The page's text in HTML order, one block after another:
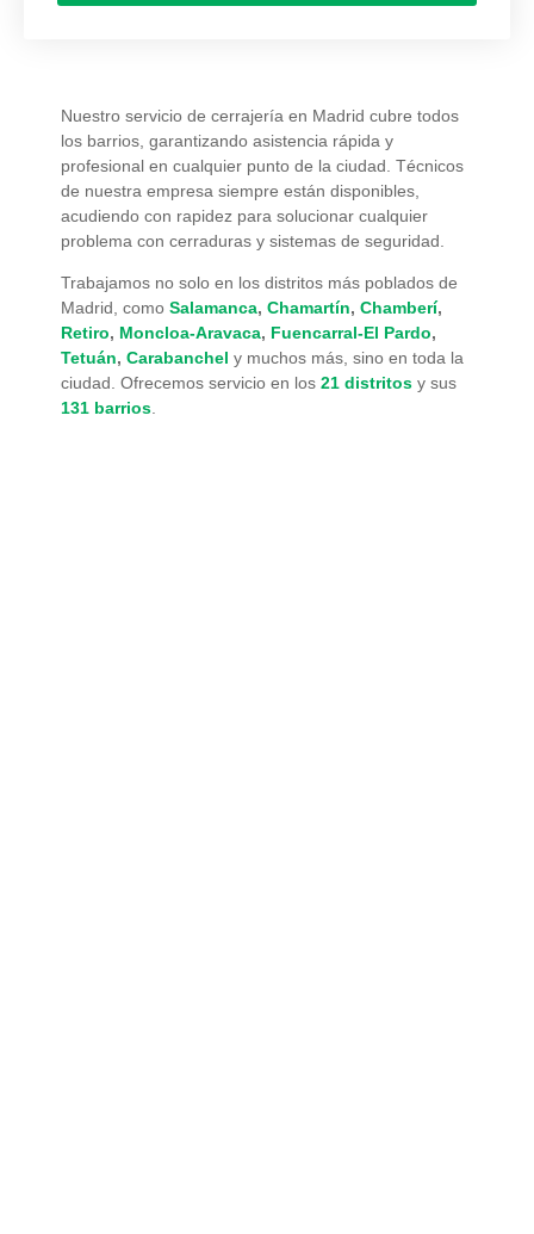
Nuestro servicio de cerrajería en Madrid cubre todos
los barrios, garantizando asistencia rápida y
profesional en cualquier punto de la ciudad. Técnicos
de nuestra empresa siempre están disponibles,
acudiendo con rapidez para solucionar cualquier
problema con cerraduras y sistemas de seguridad.
Trabajamos no solo en los distritos más poblados de
Madrid, como Salamanca, Chamartín, Chamberí,
Retiro, Moncloa-Aravaca, Fuencarral-El Pardo,
Tetuán, Carabanchel y muchos más, sino en toda la
ciudad. Ofrecemos servicio en los 21 distritosy sus
131 barrios.